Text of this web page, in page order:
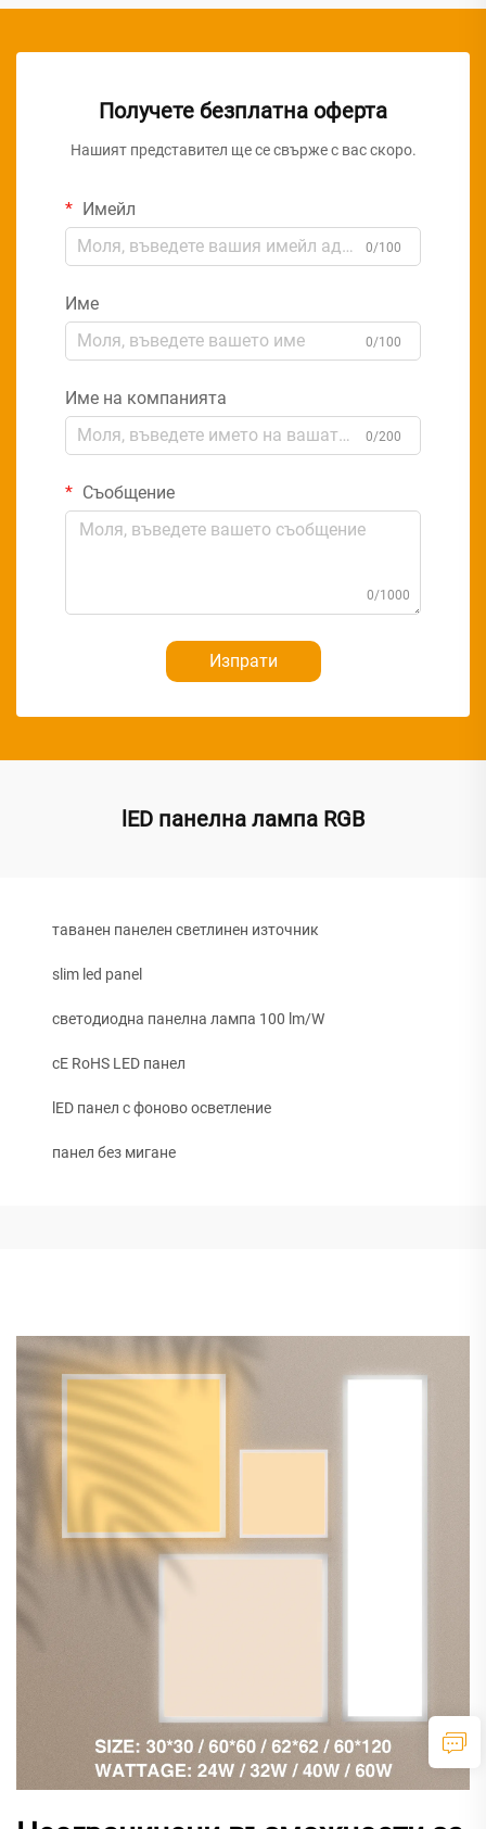
Получете безплатна оферта
Нашият представител ще се свърже с вас скоро.
Имейл
0/100
Име
0/100
Име на компанията
0/200
Съобщение
0/1000
Изпрати
lED панелна лампа RGB
таванен панелен светлинен източник
slim led panel
светодиодна панелна лампа 100 lm/W
cE RoHS LED панел
lED панел с фоново осветление
панел без мигане